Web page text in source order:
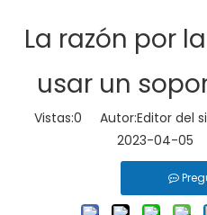
La razón por
usar un
Vistas:0 Autor:Editor del
2023-04-05